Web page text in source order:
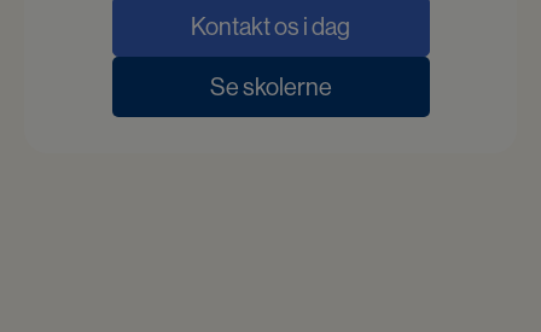
Kontakt os i dag
Se skolerne